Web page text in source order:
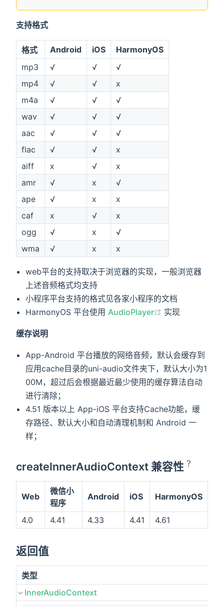
支持格式
格式 Android iOS
HarmonyOS
mp3
√ √
√
mp4
√ √
x
m4a
√ √
√
wav
√ √
√
aac
√ √
√
flac
√ √
x
aiff
x √
x
amr
√ x
√
ape
√ x
x
caf
x √
x
ogg
√ x
√
wma
√ x x
web平台的支持取决于浏览器的实现，一般浏览器
上述音频格式均支持
小程序平台支持的格式见各家小程序的文档
HarmonyOS 平台使用 AudioPlayer 实现
缓存说明
App-Android 平台播放的网络音频，默认会缓存到
应用cache目录的uni-audio文件夹下，默认大小为1
00M，超过后会根据最近最少使用的缓存算法自动
进行清除；
4.51 版本以上 App-iOS 平台支持Cache功能，缓
存路径、默认大小和自动清理机制和 Android 一
样；
createInnerAudioContext 兼容性?
Web
微信小
程序
Android iOS HarmonyOS
4.0 4.41 4.33 4.41 4.61
返回值
类型
InnerAudioContext